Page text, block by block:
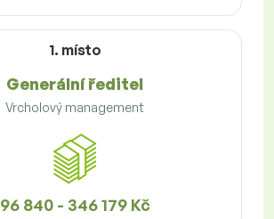
1. místo
Generální ředitel
Vrcholový management
96 840 - 346 179 Kč